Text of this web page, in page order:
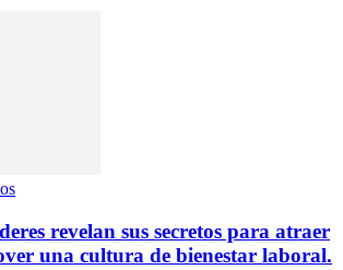
revelan sus secretos para atraer
una cultura de bienestar laboral.